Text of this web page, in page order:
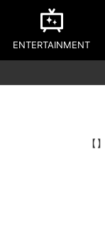
ENTERTAINMENT
【】